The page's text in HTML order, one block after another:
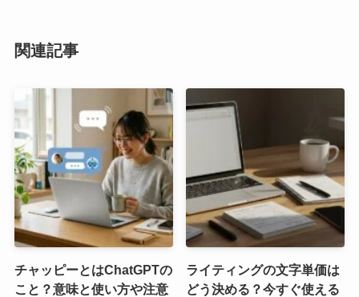
関連記事
チャッピーとはChatGPTの
こと？意味と使い方や注意
ライティングの文字単価は
どう決める？今すぐ使える